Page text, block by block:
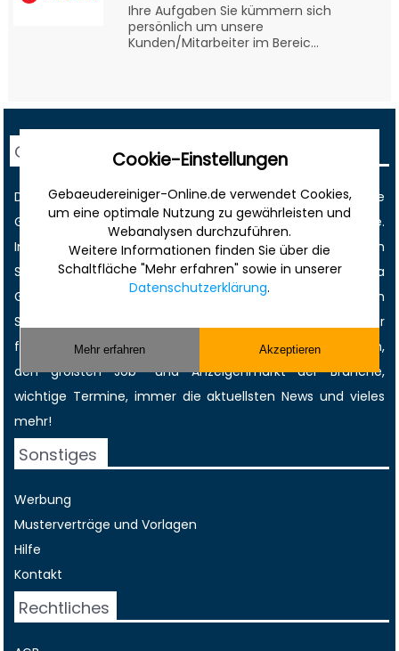
Ihre Aufgaben Sie kümmern sich
persönlich um unsere
Kunden/Mitarbeiter im Bereic...
Gebäudereiniger-Online
Der Nr. 1 Online-Marktplatz im deutschen Internet für die
Gebäudereiniger- und Gebäudedienstleisterbranche.
Informativ, innovativ, zielgruppenorientiert! Bei uns werden
Sie gefunden und Sie finden alles rund ums Thema
Gebäudereinigung bzw. Gebäudedienstleistung! Hier finden
Sie kompetente Gebäudedienstleister, günstige Zulieferer
für Reinigungsmittel, Reinigungsgeräte und- maschinen,
den größtenJob-undAnzeigenmarktder Branche,
wichtige Termine, immer dieaktuellsten News und vieles
mehr!
Sonstiges
Werbung
Musterverträge und Vorlagen
Hilfe
Kontakt
Rechtliches
Cookie-Einstellungen
Gebaeudereiniger-Online.de verwendet Cookies,
um eine optimale Nutzung zu gewährleisten und
Webanalysen durchzuführen.
Weitere Informationen finden Sie über die
Schaltfläche "Mehr erfahren" sowie in unserer
Datenschutzerklärung.
Mehr erfahren Akzeptieren